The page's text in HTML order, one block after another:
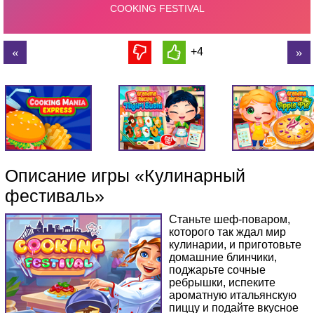
+4
Описание игры «Кулинарный
фестиваль»
Станьте шеф-поваром,
которого так ждал мир
кулинарии, и приготовьте
домашние блинчики,
поджарьте сочные
ребрышки, испеките
ароматную итальянскую
пиццу и подайте вкусное